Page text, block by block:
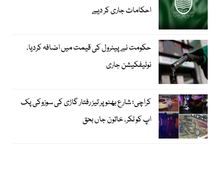
احکامات جاری کر دیے
حکومت نے پیٹرول کی قیمت میں اضافہ کردیا،
نوٹیفکیشن جاری
کراچی؛ شارع بھٹو پر تیز رفتار گاڑی کی سوزوکی پک
اپ کو ٹکر، خاتون جاں بحق